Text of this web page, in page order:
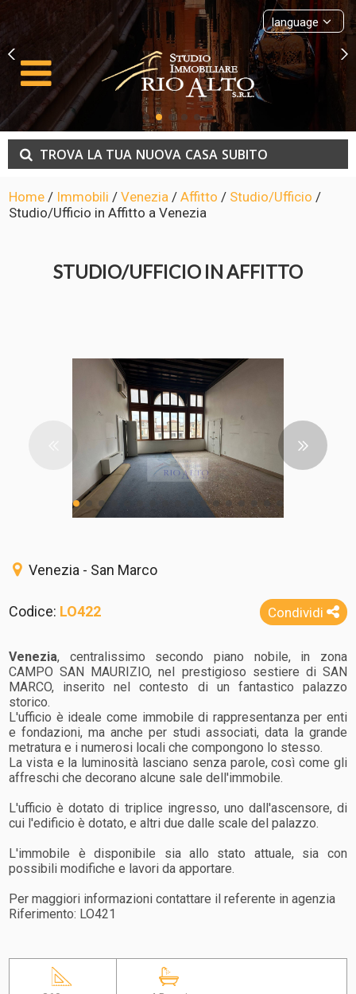
language
TROVA LA TUA NUOVA CASA SUBITO
Home / Immobili /Venezia /Affitto / Studio/Ufficio /
Studio/Ufficio in Affitto a Venezia
STUDIO/UFFICIO IN AFFITTO
Venezia - San Marco
Condividi
Codice: LO422
Venezia, centralissimo secondo piano nobile, in zona
CAMPO SAN MAURIZIO, nel prestigioso sestiere di SAN
MARCO, inserito nel contesto di un fantastico palazzo
storico.
L'ufficio è ideale come immobile di rappresentanza per enti
e fondazioni, ma anche per studi associati, data la grande
metratura e i numerosi locali che compongono lo stesso.
La vista e la luminosità lasciano senza parole, così come gli
affreschi che decorano alcune sale dell'immobile.
L'ufficio è dotato di triplice ingresso, uno dall'ascensore, di
cui l'edificio è dotato, e altri due dalle scale del palazzo.
L'immobile è disponibile sia allo stato attuale, sia con
possibili modifiche e lavori da apportare.
Per maggiori informazioni contattare il referente in agenzia
Riferimento: LO421